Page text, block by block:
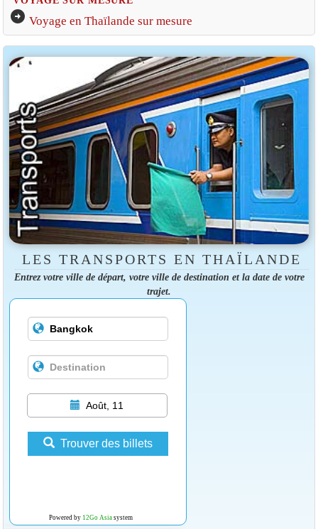
arrow_circle_right Voyage en Thaïlande sur mesure
LES TRANSPORTS EN THAÏLANDE
Entrez votre ville de départ, votre ville de destination et la date de votre
trajet.
Août, 11
Trouver des billets
Powered by 12Go Asiasystem